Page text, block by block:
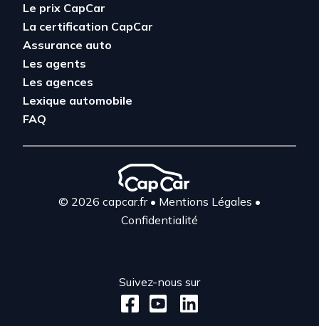
Le prix CapCar
La certification CapCar
Assurance auto
Les agents
Les agences
Lexique automobile
FAQ
© 2026 capcar.fr• Mentions Légales •
Confidentialité
Suivez-nous sur